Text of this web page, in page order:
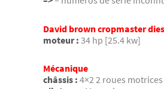
David brown cropmaster
moteur : 34 hp [25.4 kw]
Mécanique
châssis : 4×2 2 roues motrices